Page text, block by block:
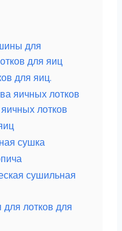
для
для яиц
для яиц.
яичных лотков
лотков
сушка
сушильная
лотков для